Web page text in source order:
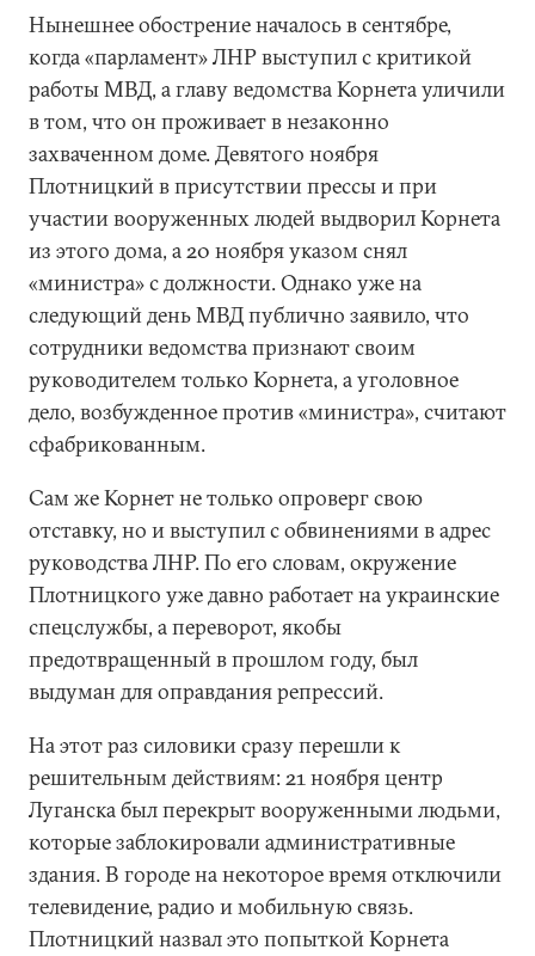
Нынешнее обострение началось в сентябре,
когда «парламент» ЛНР выступил с критикой
работы МВД, а главу ведомства Корнета уличили
в том, что он проживает в незаконно
захваченном доме. Девятого ноября
Плотницкий в присутствии прессы и при
участии вооруженных людей выдворил Корнета
из этого дома, а 20 ноября указом снял
«министра» с должности. Однако уже на
следующий день МВД публично заявило, что
сотрудники ведомства признают своим
руководителем только Корнета, а уголовное
дело, возбужденное против «министра», считают
сфабрикованным.
Сам же Корнет не только опроверг свою
отставку, но и выступил с обвинениями в адрес
руководства ЛНР. По его словам, окружение
Плотницкого уже давно работает на украинские
спецслужбы, а переворот, якобы
предотвращенный в прошлом году, был
выдуман для оправдания репрессий.
На этот раз силовики сразу перешли к
решительным действиям: 21 ноября центр
Луганска был перекрыт вооруженными людьми,
которые заблокировали административные
здания. В городе на некоторое время отключили
телевидение, радио и мобильную связь.
Плотницкий назвал это попыткой Корнета